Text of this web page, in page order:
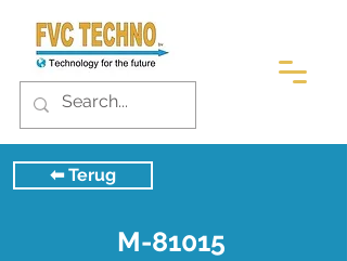
⬅︎ Terug
M-81015